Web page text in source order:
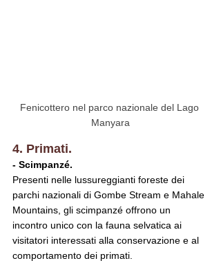
Fenicottero nel parco nazionale del Lago
Manyara
4. Primati.
- Scimpanzé.
Presenti nelle lussureggianti foreste dei
parchi nazionali di Gombe Stream e Mahale
Mountains, gli scimpanzé offrono un
incontro unico con la fauna selvatica ai
visitatori interessati alla conservazione e al
comportamento dei primati.